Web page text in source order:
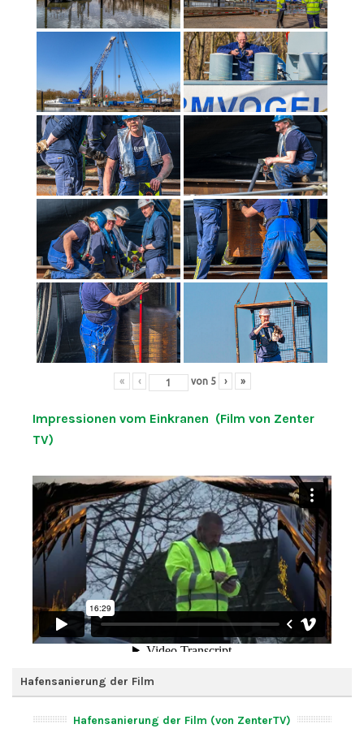
« ‹ von 5 › »
Impressionen vom Einkranen (Film von Zenter
TV)
Hafensanierung der Film
Hafensanierung der Film (von ZenterTV)